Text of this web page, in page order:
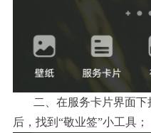
二、在服务卡片界面下
后，找到“敬业签”小工具；